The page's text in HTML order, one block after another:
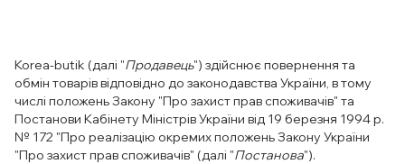
Korea-butik (далі "Продавець") здійснює повернення та
обмін товарів відповідно до законодавства України, в тому
числі положень Закону "Про захист прав споживачів" та
Постанови Кабінету Міністрів України від 19 березня 1994 р.
№ 172 "Про реалізацію окремих положень Закону України
"Про захист прав споживачів" (далі "Постанова").